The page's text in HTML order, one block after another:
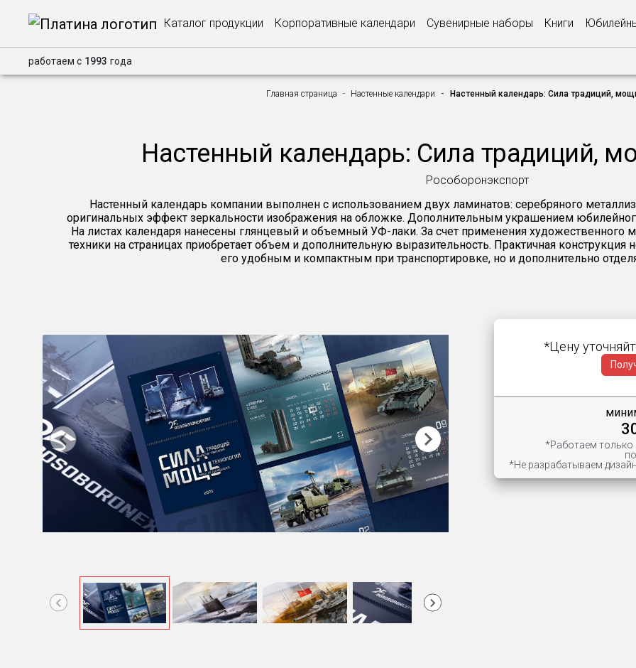
Каталог продукции Корпоративные календари Сувенирные наборы Книги
работаем с 1993 года
Главная страница Настенные календари Настенный календарь: Сила традиций,
Настенный календарь: Сила традиций,
Рособоронэкспорт
Настенный календарь компании выполнен с использованием двух ламинатов: серебряного
оригинальных эффект зеркальности изображения на обложке. Дополнительным украшением
На листах календаря нанесены глянцевый и объемный УФ-лаки. За счет применения художественного
техники на страницах приобретает объем и дополнительную выразительность. Практичная конструкция
его удобным и компактным при транспортировке, но и дополнительно
12
*Цену
*Работаем только
*Не разрабатываем